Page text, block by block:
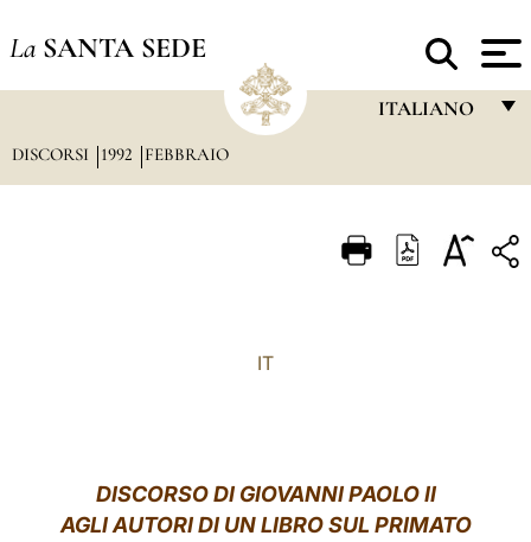
La SANTA SEDE
ITALIANO
ITALIANO
中文
DISCORSI 1992 FEBBRAIO
IT
DISCORSO DI GIOVANNI PAOLO II
AGLI AUTORI DI UN LIBRO SUL PRIMATO